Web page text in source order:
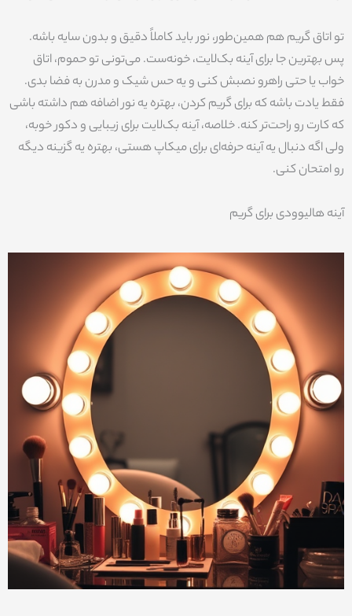
تو اتاق گریم هم همین‌طور، نور باید کاملاً دقیق و بدون سایه باشه.
پس بهترین جا برای آینه بک‌لایت، خونه‌ست. می‌تونی تو حموم، اتاق
خواب یا حتی راهرو نصبش کنی و یه حس شیک و مدرن به فضا بدی.
فقط یادت باشه که برای گریم کردن، بهتره یه نور اضافه هم داشته باشی
که کارت رو راحت‌تر کنه. خلاصه، آینه بک‌لایت برای زیبایی و دکور خوبه،
ولی اگه دنبال یه آینه حرفه‌ای برای میکاپ هستی، بهتره یه گزینه دیگه
رو امتحان کنی.
آینه هالیوودی برای گریم